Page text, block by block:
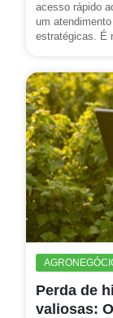
acesso rápido
um
estratégicas. É
Perda de
valiosas: